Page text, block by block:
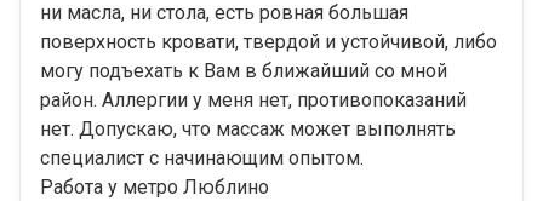
ни масла, ни стола, есть ровная большая
поверхность кровати, твердой и устойчивой, либо
могу подъехать к Вам в ближайший со мной
район. Аллергии у меня нет, противопоказаний
нет. Допускаю, что массаж может выполнять
специалист с начинающим опытом.
Работа у метро Люблино